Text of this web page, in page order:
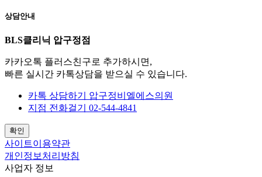
상담안내
BLS클리닉 압구정점
카카오톡 플러스친구로 추가하시면,
빠른 실시간 카톡상담을 받으실 수 있습니다.
카톡 상담하기
압구정비엘에스의원
지점 전화걸기
02-544-4841
확인
사이트이용약관
개인정보처리방침
사업자 정보